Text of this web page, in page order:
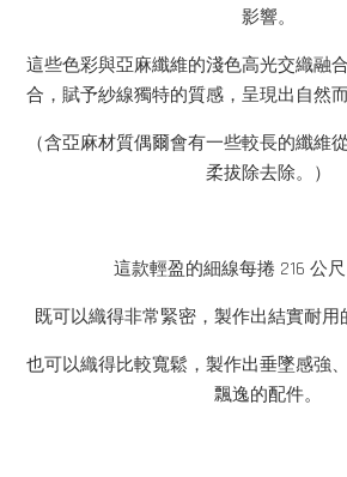
影響。
這些色彩與亞麻纖維的淺色高光交織融
合，賦予紗線獨特的質感，呈現出自然
（含亞麻材質偶爾會有一些較長的纖維
柔拔除去除。）
這款輕盈的細線每捲 216 公
既可以織得非常緊密，製作出結實耐用
也可以織得比較寬鬆，製作出垂墜感強
飄逸的配件。